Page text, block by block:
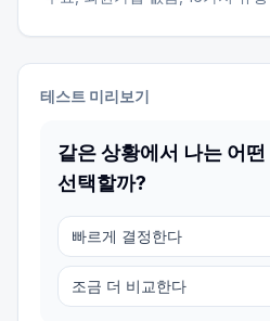
테스트 미리보기
같은 상황에서 나는 어
선택할까?
빠르게 결정한다
조금 더 비교한다